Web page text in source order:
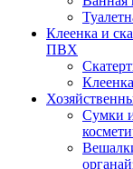
Клеенка и
ПВХ
Сумки